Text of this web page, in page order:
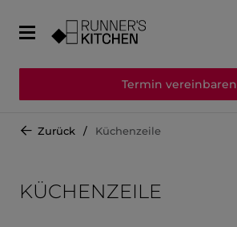
Termin vereinbaren
Zurück Küchenzeile
KÜCHENZEILE